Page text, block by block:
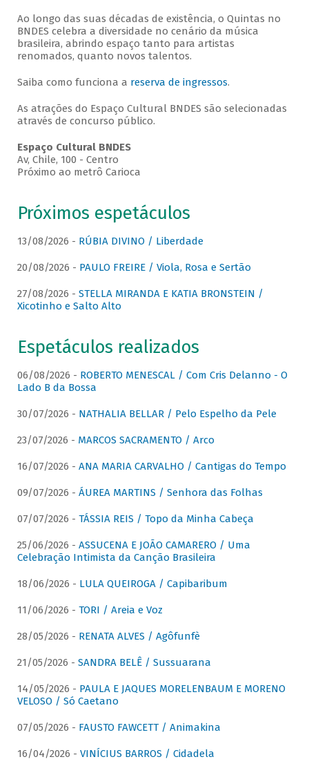
Ao longo das suas décadas de existência, o Quintas no
BNDES celebra a diversidade no cenário da música
brasileira, abrindo espaço tanto para artistas
renomados, quanto novos talentos.
Saiba como funciona a reserva de ingressos.
As atrações do Espaço Cultural BNDES são selecionadas
através de concurso público.
Espaço Cultural BNDES
Av, Chile, 100 - Centro
Próximo ao metrô Carioca
Próximos espetáculos
13/08/2026 - RÚBIA DIVINO / Liberdade
20/08/2026 - PAULO FREIRE / Viola, Rosa e Sertão
27/08/2026 - STELLA MIRANDA E KATIA BRONSTEIN /
Xicotinho e Salto Alto
Espetáculos realizados
06/08/2026 - ROBERTO MENESCAL / Com Cris Delanno - O
Lado B da Bossa
30/07/2026 - NATHALIA BELLAR / Pelo Espelho da Pele
23/07/2026 - MARCOS SACRAMENTO / Arco
16/07/2026 - ANA MARIA CARVALHO / Cantigas do Tempo
09/07/2026 - ÁUREA MARTINS / Senhora das Folhas
07/07/2026 - TÁSSIA REIS / Topo da Minha Cabeça
25/06/2026 - ASSUCENA E JOÃO CAMARERO / Uma
Celebração Intimista da Canção Brasileira
18/06/2026 - LULA QUEIROGA / Capibaribum
11/06/2026 - TORI / Areia e Voz
28/05/2026 - RENATA ALVES / Agôfunfè
21/05/2026 - SANDRA BELÊ / Sussuarana
14/05/2026 - PAULA E JAQUES MORELENBAUM E MORENO
VELOSO / Só Caetano
07/05/2026 - FAUSTO FAWCETT / Animakina
16/04/2026 - VINÍCIUS BARROS / Cidadela